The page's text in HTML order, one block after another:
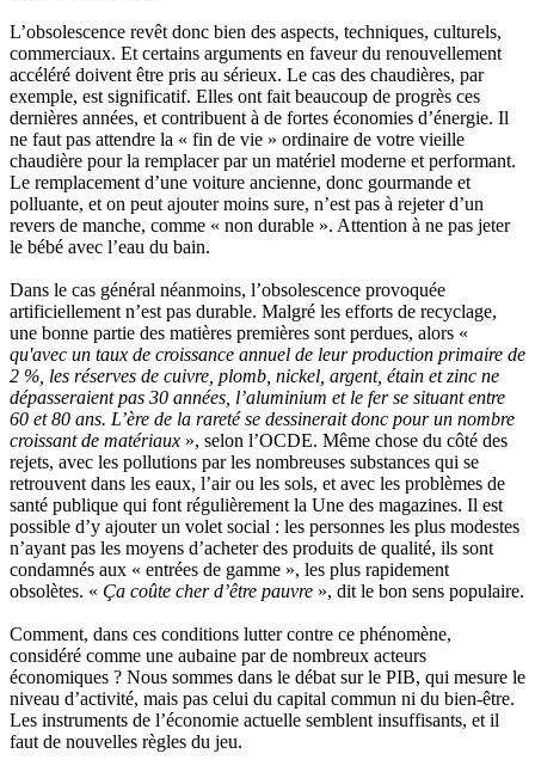
L’obsolescence revêt donc bien des aspects, techniques, culturels,
commerciaux. Et certains arguments en faveur du renouvellement
accéléré doivent être pris au sérieux. Le cas des chaudières, par
exemple, est significatif. Elles ont fait beaucoup de progrès ces
dernières années, et contribuent à de fortes économies d’énergie. Il
ne faut pas attendre la « fin de vie » ordinaire de votre vieille
chaudière pour la remplacer par un matériel moderne et performant.
Le remplacement d’une voiture ancienne, donc gourmande et
polluante, et on peut ajouter moins sure, n’est pas à rejeter d’un
revers de manche, comme « non durable ». Attention à ne pas jeter
le bébé avec l’eau du bain.
Dans le cas général néanmoins, l’obsolescence provoquée
artificiellement n’est pas durable. Malgré les efforts de recyclage,
une bonne partie des matières premières sont perdues, alors «
qu'avec un taux de croissance annuel de leur production primaire de
2 %, les réserves de cuivre, plomb, nickel, argent, étain et zinc ne
dépasseraient pas 30 années, l’aluminium et le fer se situant entre
60 et 80 ans. L’ère de la rareté se dessinerait donc pour un nombre
croissant de matériaux », selon l’OCDE. Même chose du côté des
rejets, avec les pollutions par les nombreuses substances qui se
retrouvent dans les eaux, l’air ou les sols, et avec les problèmes de
santé publique qui font régulièrement la Une des magazines. Il est
possible d’y ajouter un volet social : les personnes les plus modestes
n’ayant pas les moyens d’acheter des produits de qualité, ils sont
condamnés aux « entrées de gamme », les plus rapidement
obsolètes. « Ça coûte cher d’être pauvre », dit le bon sens populaire.
Comment, dans ces conditions lutter contre ce phénomène,
considéré comme une aubaine par de nombreux acteurs
économiques ? Nous sommes dans le débat sur le PIB, qui mesure le
niveau d’activité, mais pas celui du capital commun ni du bien-être.
Les instruments de l’économie actuelle semblent insuffisants, et il
faut de nouvelles règles du jeu.